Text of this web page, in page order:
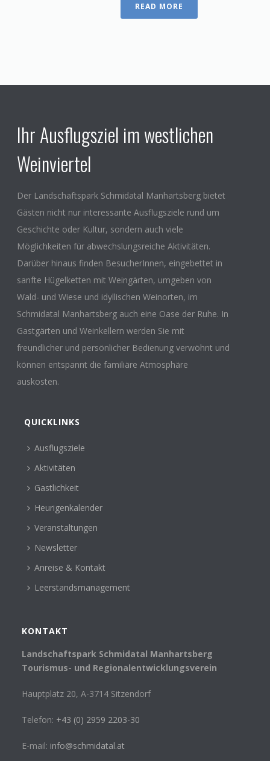
READ MORE
Ihr Ausflugsziel im westlichen
Weinviertel
Der Landschaftspark Schmidatal Manhartsberg bietet
Gästen nicht nur interessante Ausflugsziele rund um
Geschichte oder Kultur, sondern auch viele
Möglichkeiten für abwechslungsreiche Aktivitäten.
Darüber hinaus finden BesucherInnen, eingebettet in
sanfte Hügelketten mit Weingärten, umgeben von
Wald- und Wiese und idyllischen Weinorten, im
Schmidatal Manhartsberg auch eine Oase der Ruhe. In
Gastgärten und Weinkellern werden Sie mit
freundlicher und persönlicher Bedienung verwöhnt und
können entspannt die familiäre Atmosphäre
auskosten.
QUICKLINKS
Ausflugsziele
Aktivitäten
Gastlichkeit
Heurigenkalender
Veranstaltungen
Newsletter
Anreise & Kontakt
Leerstandsmanagement
KONTAKT
Landschaftspark Schmidatal Manhartsberg
Tourismus- und Regionalentwicklungsverein
Hauptplatz 20, A-3714 Sitzendorf
Telefon: +43 (0) 2959 2203-30
E-mail: info@schmidatal.at